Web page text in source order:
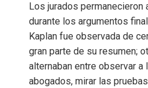
Los jurados permanecieron
durante los argumentos
Kaplan fue observada de
gran parte de su resumen;
alternaban entre observar a
abogados, mirar las